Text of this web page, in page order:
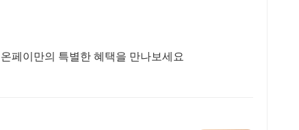
페이만의 특별한 혜택을 만나보세요